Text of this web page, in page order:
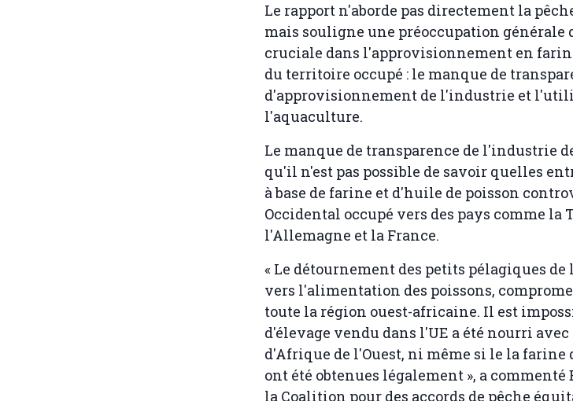
Le rapport n'aborde pas directement la
mais souligne une préoccupation
cruciale dans l'approvisionnement en
du territoire occupé : le manque de
d'approvisionnement de l'industrie et
l'aquaculture.
Le manque de transparence de l'industrie
qu'il n'est pas possible de savoir quelles
à base de farine et d'huile de poisson
Occidental occupé vers des pays comme la
l'Allemagne et la France.
« Le détournement des petits pélagiques
vers l'alimentation des poissons,
toute la région ouest-africaine. Il est
d'élevage vendu dans l'UE a été nourri
d'Afrique de l'Ouest, ni même si le la farine
ont été obtenues légalement », a
la Coalition pour des accords de pêche